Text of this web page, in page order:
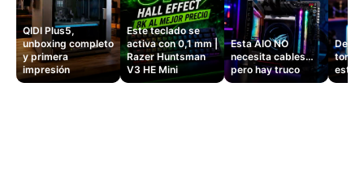
QIDI Plus5,
unboxing completo
y primera
impresión
Este teclado se
activa con 0,1 mm |
Razer Huntsman
V3 HE Mini
Esta AIO NO
necesita cables…
pero hay truco
Dejé
este